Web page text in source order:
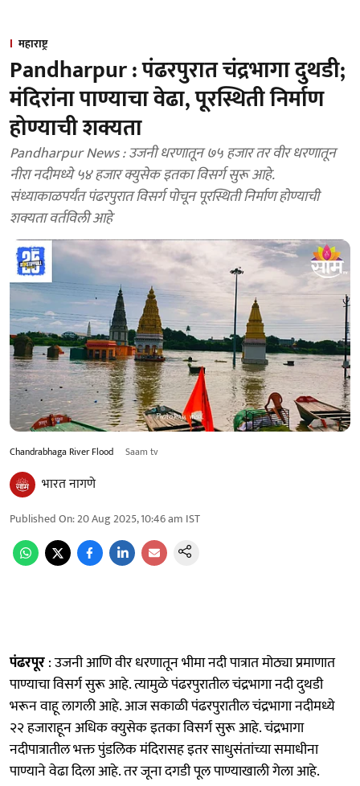
महाराष्ट्र
Pandharpur : पंढरपुरात चंद्रभागा दुथडी;
मंदिरांना पाण्याचा वेढा, पूरस्थिती निर्माण
होण्याची शक्यता
Pandharpur News : उजनी धरणातून ७५ हजार तर वीर धरणातून
नीरा नदीमध्ये ५४ हजार क्युसेक इतका विसर्ग सुरू आहे.
संध्याकाळपर्यंत पंढरपुरात विसर्ग पोचून पूरस्थिती निर्माण होण्याची
शक्यता वर्तविली आहे
Chandrabhaga River Flood Saam tv
भारत नागणे
Published On:20 Aug 2025, 10:46 am IST
पंढरपूर: उजनी आणि वीर धरणातून भीमा नदी पात्रात मोठ्या प्रमाणात
पाण्याचा विसर्ग सुरू आहे. त्यामुळे पंढरपुरातील चंद्रभागा नदी दुथडी
भरून वाहू लागली आहे. आज सकाळी पंढरपुरातील चंद्रभागा नदीमध्ये
२२ हजाराहून अधिक क्युसेक इतका विसर्ग सुरू आहे. चंद्रभागा
नदीपात्रातील भक्त पुंडलिक मंदिरासह इतर साधुसंतांच्या समाधीना
पाण्याने वेढा दिला आहे. तर जूना दगडी पूल पाण्याखाली गेला आहे.